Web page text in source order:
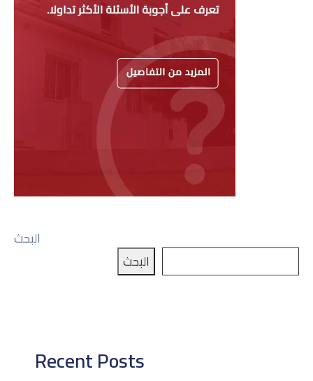
البحث
البحث
Recent Posts